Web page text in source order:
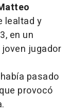
lealtad y
en un
jugador
pasado
provocó